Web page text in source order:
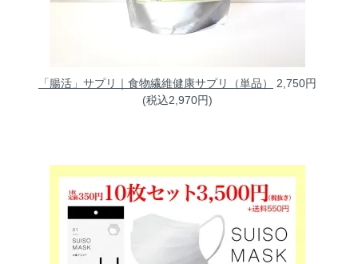
「腸活」サプリ｜食物繊維健康サプリ（単品）
2,750円
(税込2,970円)